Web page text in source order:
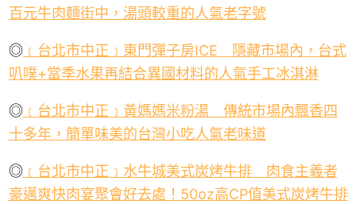
百元牛肉麵街中，湯頭較重的人氣老字號
◎ ﹝台北市中正﹞東門彈子房ICE 隱藏市場內，台式
叭噗+當季水果再結合異國材料的人氣手工冰淇淋
◎ ﹝ 台北市中正﹞黃媽媽米粉湯 傳統市場內飄香四
十多年，簡單味美的台灣小吃人氣老味道
◎ ﹝台北市中正﹞水牛城美式炭烤牛排 肉食主義者
豪邁爽快肉宴聚會好去處！ 50oz高CP值美式炭烤牛排